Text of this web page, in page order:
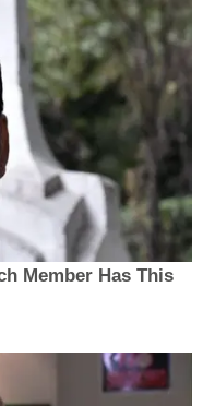
Member Has This